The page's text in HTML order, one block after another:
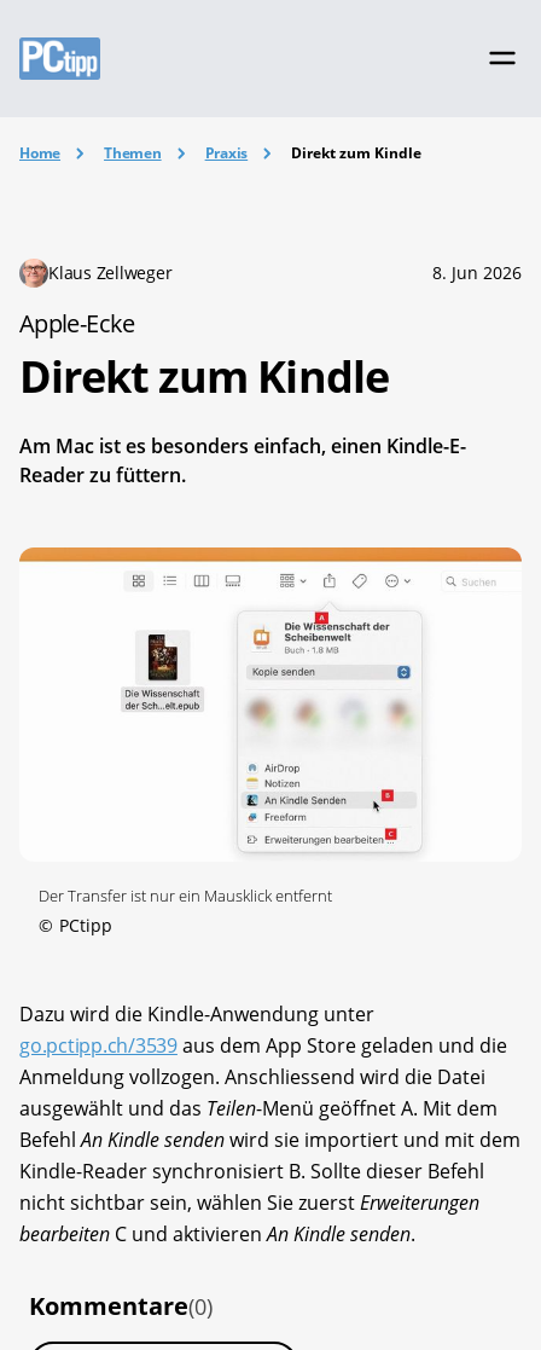
Home Themen Praxis Direkt zum Kindle
Klaus Zellweger 8. Jun 2026
Apple-Ecke
Direkt zum Kindle
Am Mac ist es besonders einfach, einen Kindle-E-
Reader zu füttern.
Der Transfer ist nur ein Mausklick entfernt
© PCtipp
Dazu wird die Kindle-Anwendung unter
go.pctipp.ch/3539aus dem App Store geladen und die
Anmeldung vollzogen. Anschliessend wird die Datei
ausgewählt und das Teilen-Menü geöffnet A. Mit dem
BefehlAn Kindle sendenwird sie importiert und mit dem
Kindle-Reader synchronisiert B. Sollte dieser Befehl
nicht sichtbar sein, wählen Sie zuerstErweiterungen
bearbeiten C und aktivierenAn Kindle senden.
Kommentare(0)